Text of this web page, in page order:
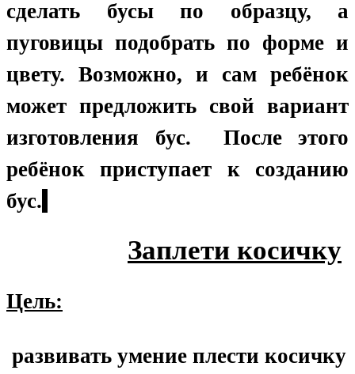
сделать бусы по образцу, а
пуговицы подобрать по форме и
цвету. Возможно, и сам ребёнок
может предложить свой вариант
изготовления бус. После этого
ребёнок приступает к созданию
бус.
Заплети косичку
Цель:
развивать умение плести косичку